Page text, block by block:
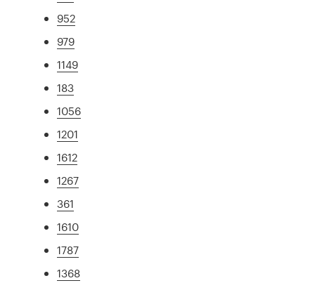
952
979
1149
183
1056
1201
1612
1267
361
1610
1787
1368